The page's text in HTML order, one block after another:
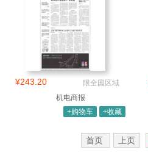
¥243.20
限全国区域
机电商报
+购物车
+收藏
首页 上页